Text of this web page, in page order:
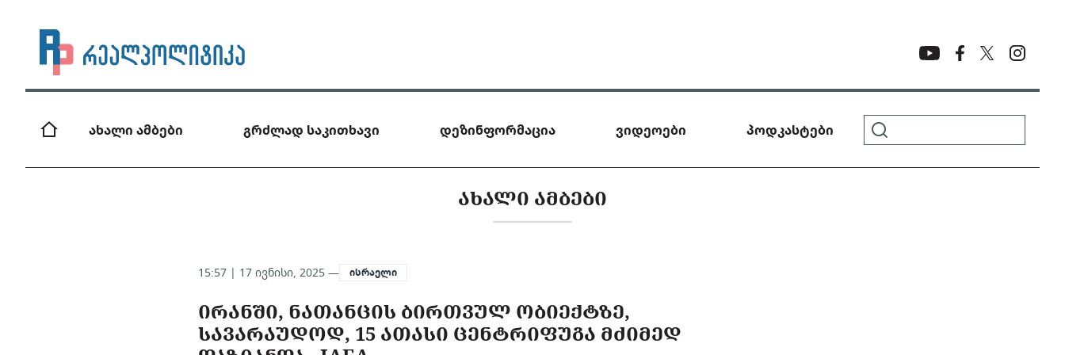
ახალი ამბები გრძლად საკითხავი დეზინფორმაცია ვიდეოები პოდკასტები
ᲐᲮᲐᲚᲘ ᲐᲛᲑᲔᲑᲘ
15:57 | 17 ივნისი, 2025 — ისრაელი
ᲘᲠᲐᲜᲨᲘ, ᲜᲐᲗᲐᲜᲪᲘᲡ ᲑᲘᲠᲗᲕᲣᲚ ᲝᲑᲘᲔᲥᲢᲖᲔ,
ᲡᲐᲕᲐᲠᲐᲣᲓᲝᲓ, 15 ᲐᲗᲐᲡᲘ ᲪᲔᲜᲢᲠᲘᲤᲣᲒᲐ ᲛᲫᲘᲛᲔᲓ